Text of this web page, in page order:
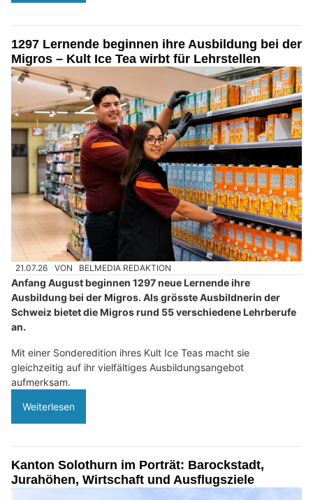
1297 Lernende beginnen ihre Ausbildung bei der
Migros – Kult Ice Tea wirbt für Lehrstellen
21.07.26 VON BELMEDIA REDAKTION
Anfang August beginnen 1297 neue Lernende ihre
Ausbildung bei der Migros. Als grösste Ausbildnerin der
Schweiz bietet die Migros rund 55 verschiedene Lehrberufe
an.
Mit einer Sonderedition ihres Kult Ice Teas macht sie
gleichzeitig auf ihr vielfältiges Ausbildungsangebot
aufmerksam.
Weiterlesen
Kanton Solothurn im Porträt: Barockstadt,
Jurahöhen, Wirtschaft und Ausflugsziele